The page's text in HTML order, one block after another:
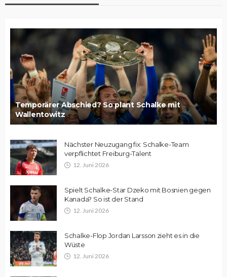
Temporärer Abschied? So plant Schalke mit
Wallentowitz
Nächster Neuzugang fix: Schalke-Team
verpflichtet Freiburg-Talent
12. Juni 2026
Spielt Schalke-Star Dzeko mit Bosnien gegen
Kanada? So ist der Stand
12. Juni 2026
Schalke-Flop Jordan Larsson zieht es in die
Wüste
12. Juni 2026